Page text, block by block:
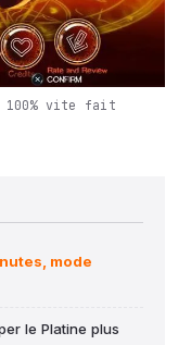
100% vite fait
mode
le Platine plus